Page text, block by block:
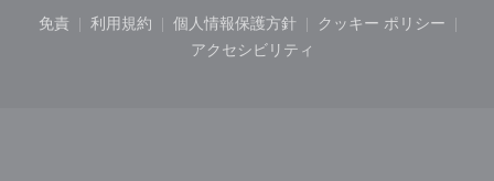
免責
((新しいウィンドウで開きます))
利用規約
((新しいウィンドウで開きます))
個人情報保護方針
((新しいウィンドウで開きます))
クッキー ポリシー
((新しいウィ
アクセシビリティ
((新しいウィンドウで開きます))